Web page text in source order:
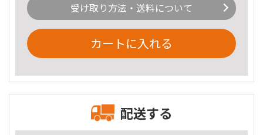
受け取り方法・送料について
カートに入れる
配送する